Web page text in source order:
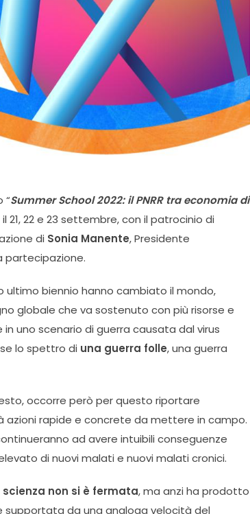
“Summer School 2022: il PNRR tra economia di
21, 22 e 23 settembre, con il patrocinio di
di Sonia Manente, Presidente
partecipazione.
ultimo biennio hanno cambiato il mondo,
globale che va sostenuto con più risorse e
uno scenario di guerra causata dal virus
lo spettro di una guerra folle, una guerra
occorre però per questo riportare
azioni rapide e concrete da mettere in campo.
ad avere intuibili conseguenze
di nuovi malati e nuovi malati cronici.
scienza non si è fermata, ma anzi ha prodotto
supportata da una analoga velocità del